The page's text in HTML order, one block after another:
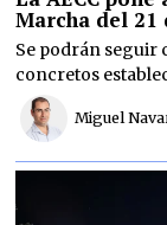
Marcha del 21
Se podrán seguir
concretos
Miguel